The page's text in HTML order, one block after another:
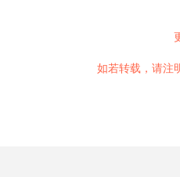
如若转载，请注